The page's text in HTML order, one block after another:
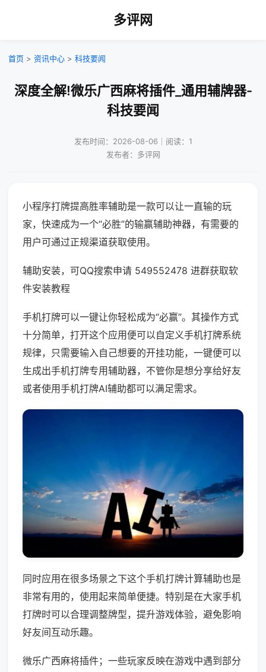
多评网
首页 > 资讯中心 > 科技要闻
深度全解!微乐广西麻将插件_通用辅牌器-
科技要闻
发布时间：2026-08-06｜阅读：1
发布者：多评网
小程序打牌提高胜率辅助是一款可以让一直输的玩
家，快速成为一个“必胜”的输赢辅助神器，有需要的
用户可通过正规渠道获取使用。
辅助安装，可QQ搜索申请 549552478 进群获取软
件安装教程
手机打牌可以一键让你轻松成为“必赢”。其操作方式
十分简单，打开这个应用便可以自定义手机打牌系统
规律，只需要输入自己想要的开挂功能，一键便可以
生成出手机打牌专用辅助器，不管你是想分享给好友
或者使用手机打牌AI辅助都可以满足需求。
同时应用在很多场景之下这个手机打牌计算辅助也是
非常有用的，使用起来简单便捷。特别是在大家手机
打牌时可以合理调整牌型，提升游戏体验，避免影响
好友间互动乐趣。
微乐广西麻将插件；一些玩家反映在游戏中遇到部分